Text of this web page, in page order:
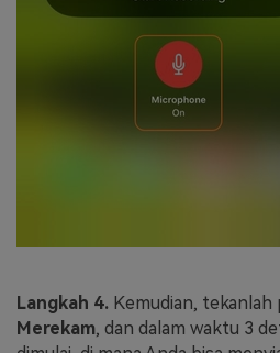
Langkah 4. Kemudian, tekanlah
Merekam, dan dalam waktu 3